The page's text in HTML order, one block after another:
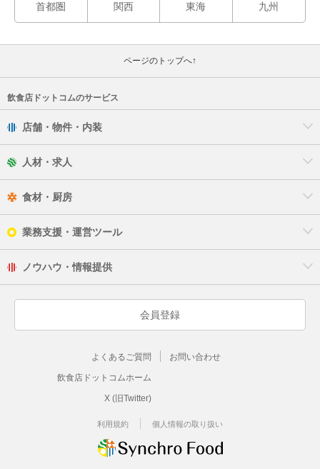
首都圏 関西 東海 九州
ページのトップへ↑
飲食店ドットコムのサービス
店舗・物件・内装
人材・求人
食材・厨房
業務支援・運営ツール
ノウハウ・情報提供
会員登録
よくあるご質問 お問い合わせ
飲食店ドットコムホーム
X (旧Twitter)
利用規約 個人情報の取り扱い